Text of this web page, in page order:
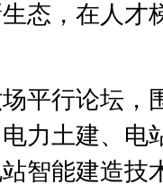
态，在人才
行论坛，
力土建、电
智能建造技